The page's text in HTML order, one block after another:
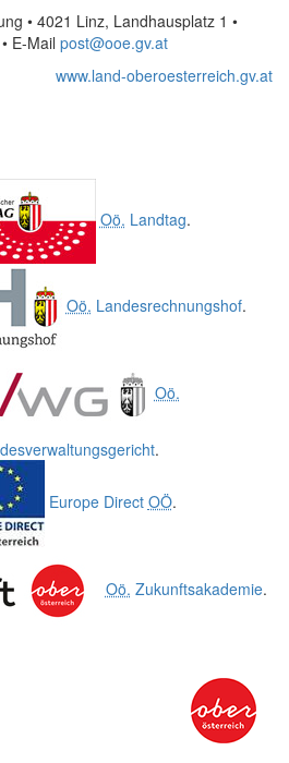
• 4021 Linz, Landhausplatz 1 •
• E-Mail post@ooe.gv.at
www.land-oberoesterreich.gv.at
Oö. Landtag.
Oö. Landesrechnungshof.
Oö.
.
Europe Direct OÖ.
Oö. Zukunftsakademie.